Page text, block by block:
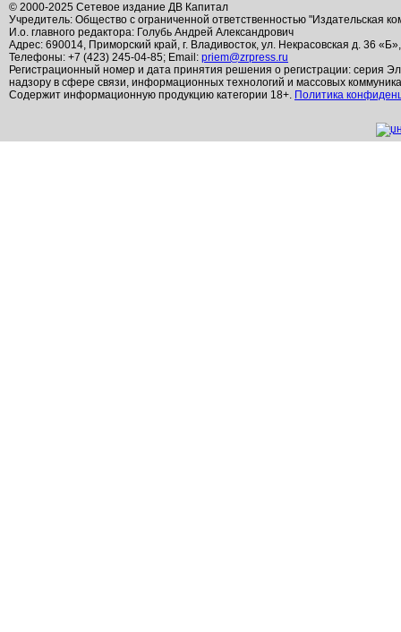
© 2000-2025 Сетевое издание ДВ Капитал
Учредитель: Общество с ограниченной ответственностью "Издательская
И.о. главного редактора: Голубь Андрей Александрович
Адрес: 690014, Приморский край, г. Владивосток, ул. Некрасовская д. 36
Телефоны: +7 (423) 245-04-85; Email: priem@zrpress.ru
Регистрационный номер и дата принятия решения о регистрации: серия
надзору в сфере связи, информационных технологий и массовых
Содержит информационную продукцию категории 18+. Политика